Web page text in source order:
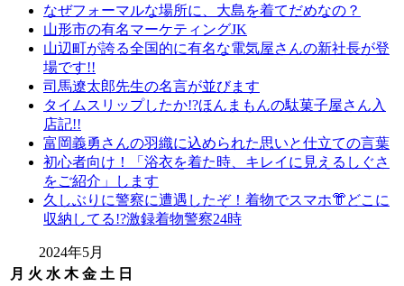
なぜフォーマルな場所に、大島を着てだめなの？
山形市の有名マーケティングJK
山辺町が誇る全国的に有名な電気屋さんの新社長が登
場です!!
司馬遼太郎先生の名言が並びます
タイムスリップしたか!?ほんまもんの駄菓子屋さん入
店記!!
富岡義勇さんの羽織に込められた思いと仕立ての言葉
初心者向け！「浴衣を着た時、キレイに見えるしぐさ
をご紹介」します
久しぶりに警察に遭遇したぞ！着物でスマホ👘どこに
収納してる!?激録着物警察24時
2024年5月
月 火 水 木 金 土 日